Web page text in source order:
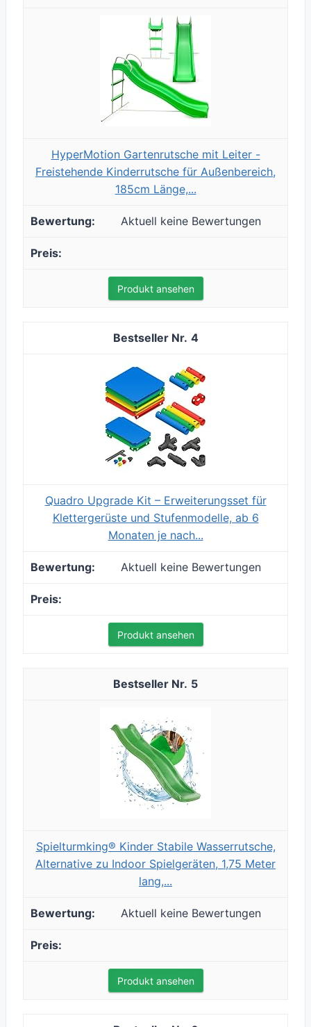
HyperMotion Gartenrutsche mit Leiter -
Freistehende Kinderrutsche für Außenbereich,
185cm Länge,...
Aktuell keine Bewertungen
Produkt ansehen
4
Quadro Upgrade Kit – Erweiterungsset für
Klettergerüste und Stufenmodelle, ab 6
Monaten je nach...
Aktuell keine Bewertungen
Produkt ansehen
5
Spielturmking® Kinder Stabile Wasserrutsche,
Alternative zu Indoor Spielgeräten, 1,75 Meter
lang,...
Aktuell keine Bewertungen
Produkt ansehen